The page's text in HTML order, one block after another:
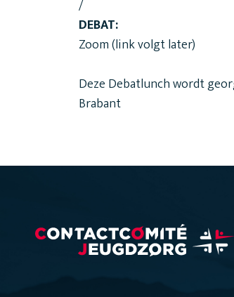
/
DEBAT:
Zoom (link volgt later)
Deze Debatlunch wordt
Brabant